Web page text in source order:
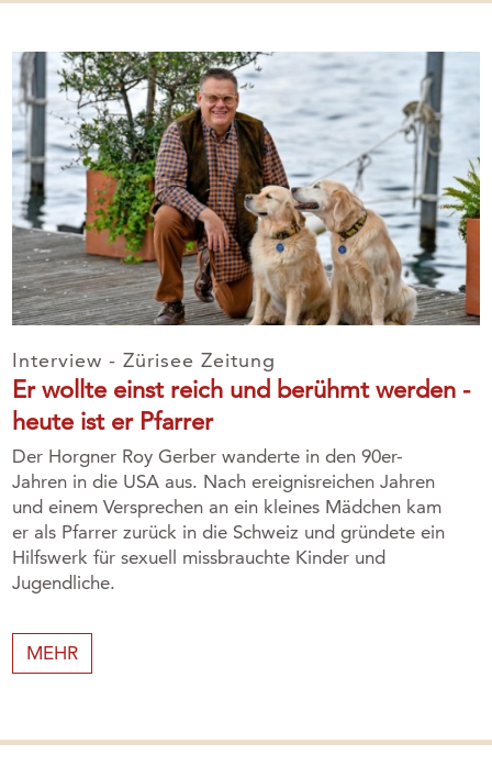
Interview - Zürisee Zeitung
Er wollte einst reich und berühmt werden -
heute ist er Pfarrer
Der Horgner Roy Gerber wanderte in den 90er-
Jahren in die USA aus. Nach ereignisreichen Jahren
und einem Versprechen an ein kleines Mädchen kam
er als Pfarrer zurück in die Schweiz und gründete ein
Hilfswerk für sexuell missbrauchte Kinder und
Jugendliche.
MEHR